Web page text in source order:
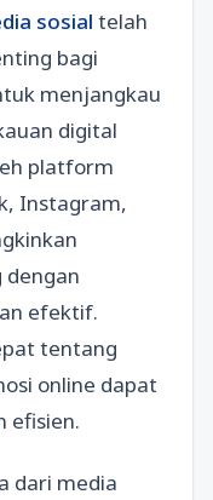
sosial telah
bagi
menjangkau
digital
platform
Instagram,
efektif.
tentang
online dapat
efisien.
dari media